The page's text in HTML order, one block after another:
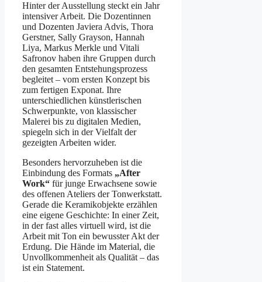
Hinter der Ausstellung steckt ein Jahr
intensiver Arbeit. Die Dozentinnen
und Dozenten Javiera Advis, Thora
Gerstner, Sally Grayson, Hannah
Liya, Markus Merkle und Vitali
Safronov haben ihre Gruppen durch
den gesamten Entstehungsprozess
begleitet – vom ersten Konzept bis
zum fertigen Exponat. Ihre
unterschiedlichen künstlerischen
Schwerpunkte, von klassischer
Malerei bis zu digitalen Medien,
spiegeln sich in der Vielfalt der
gezeigten Arbeiten wider.
Besonders hervorzuheben ist die
Einbindung des Formats „After
Work“ für junge Erwachsene sowie
des offenen Ateliers der Tonwerkstatt.
Gerade die Keramikobjekte erzählen
eine eigene Geschichte: In einer Zeit,
in der fast alles virtuell wird, ist die
Arbeit mit Ton ein bewusster Akt der
Erdung. Die Hände im Material, die
Unvollkommenheit als Qualität – das
ist ein Statement.